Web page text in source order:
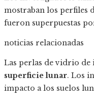
mostraban los perfiles
fueron superpuestas
noticias relacionadas
Las perlas de vidrio de
superficie lunar. Los
impacto a los suelos